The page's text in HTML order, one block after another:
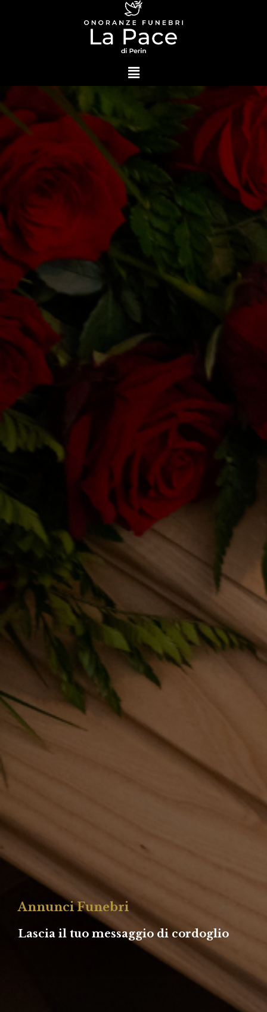
Annunci Funebri
Lascia il tuo messaggio di cordoglio